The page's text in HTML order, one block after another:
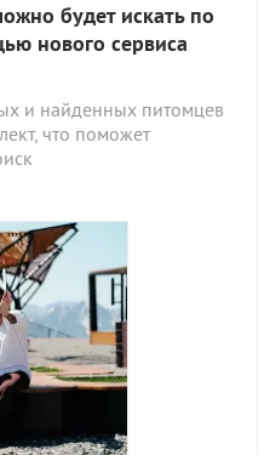
будет искать по
нового сервиса
и найденных питомцев
что поможет